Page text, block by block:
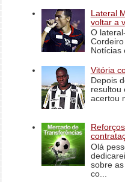
Lateral
voltar a
O
Notícias
Vitória
Depois
resultou
acertou
Olá
sobre
co...